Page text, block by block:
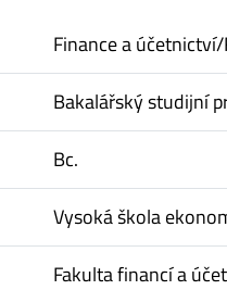
Finance a
Bakalářský studijní
Bc.
Vysoká škola
Fakulta financí a